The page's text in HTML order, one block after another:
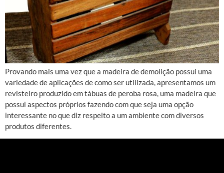
Provando mais uma vez que a madeira de demolição possui uma
variedade de aplicações de como ser utilizada, apresentamos um
revisteiro produzido em tábuas de peroba rosa, uma madeira que
possui aspectos próprios fazendo com que seja uma opção
interessante no que diz respeito a um ambiente com diversos
produtos diferentes.